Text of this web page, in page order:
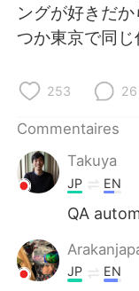
Indonesia
ングが好きだ
つか東京で同
253 26
Commentaires
Takuya
JP EN
QA
JP EN